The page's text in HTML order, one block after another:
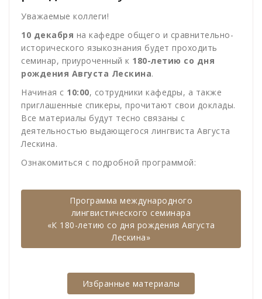
Уважаемые коллеги!
10 декабря на кафедре общего и сравнительно-
исторического языкознания будет проходить
семинар, приуроченный к 180-летию со дня
рождения Августа Лескина.
Начиная с 10:00, сотрудники кафедры, а также
приглашенные спикеры, прочитают свои доклады.
Все материалы будут тесно связаны с
деятельностью выдающегося лингвиста Августа
Лескина.
Ознакомиться с подробной программой:
Программа международного
лингвистического семинара
«К 180-летию со дня рождения Августа
Лескина»
Избранные материалы